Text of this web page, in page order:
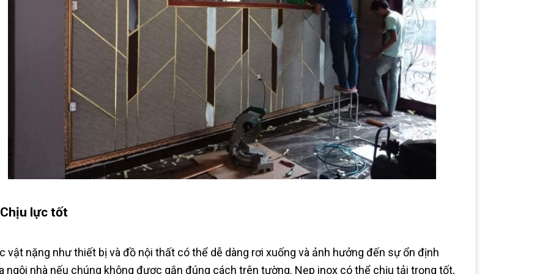
lực tốt
vật nặng như thiết bị và đồ nội thất có thể dễ dàng rơi xuống và ảnh hưởng đến sự ổn định
ngôi nhà nếu chúng không được gắn đúng cách trên tường. Nẹp inox có thể chịu tải trọng tốt,